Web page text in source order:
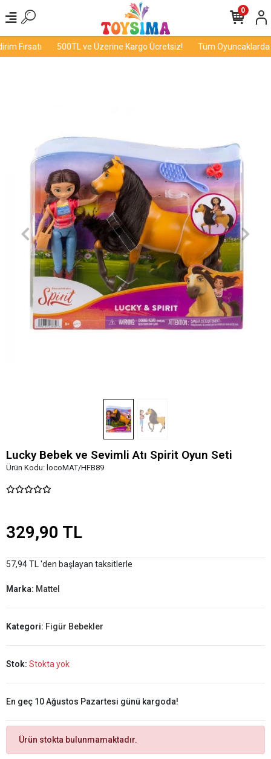
Fırsatı 500TL ve Üzerine Kargo Ücretsiz! Tüm Oyuncaklarda
0
Lucky Bebek ve Sevimli Atı Spirit Oyun Seti
Ürün Kodu: locoMAT/HFB89
329,90 TL
57,94 TL 'den başlayan taksitlerle
Marka: Mattel
Kategori: Figür Bebekler
Stok: Stokta yok
En geç 10 Ağustos Pazartesi günü kargoda!
Ürün stokta bulunmamaktadır.